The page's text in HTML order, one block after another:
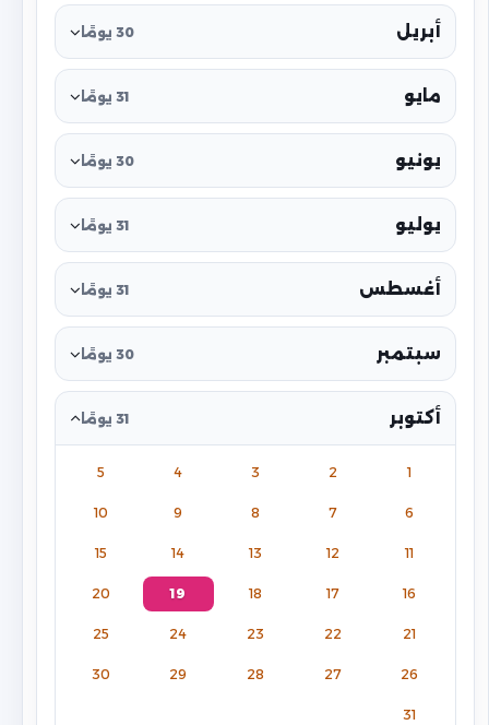
أبريل 30 يومًا
مايو 31 يومًا
يونيو 30 يومًا
يوليو 31 يومًا
أغسطس 31 يومًا
سبتمبر 30 يومًا
أكتوبر 31 يومًا
1
2
3
4
5
6
7
8
9
10
11
12
13
14
15
16
17
18
19
20
21
22
23
24
25
26
27
28
29
30
31